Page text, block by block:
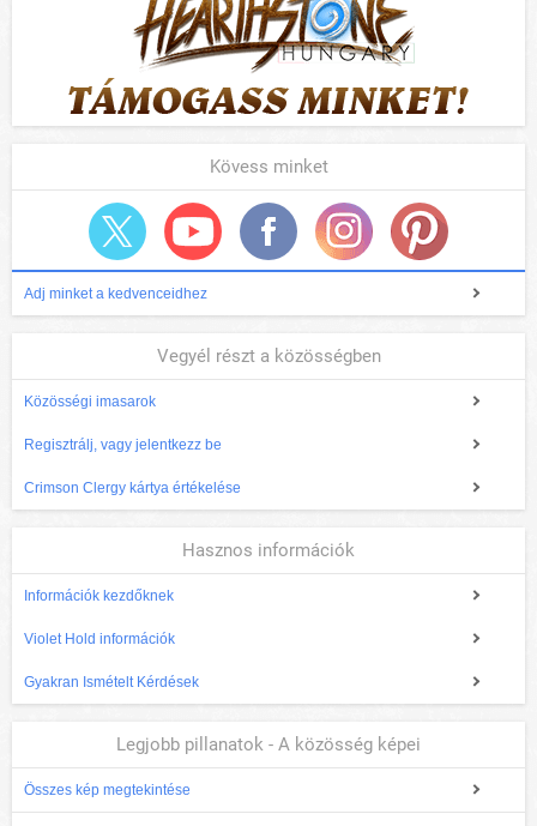
Kövess minket
Adj minket a kedvenceidhez
Vegyél részt a közösségben
Közösségi imasarok
Regisztrálj, vagy jelentkezz be
Crimson Clergy kártya értékelése
Hasznos információk
Információk kezdőknek
Violet Hold információk
Gyakran Ismételt Kérdések
Legjobb pillanatok - A közösség képei
Összes kép megtekintése